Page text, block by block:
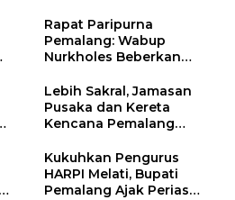
Rapat Paripurna
Pemalang: Wabup
Nurkholes Beberkan
Masukan Fraksi DPRD
Lebih Sakral, Jamasan
Pusaka dan Kereta
Kencana Pemalang
Ndalem Notonagoro
Kukuhkan Pengurus
HARPI Melati, Bupati
Pemalang Ajak Perias